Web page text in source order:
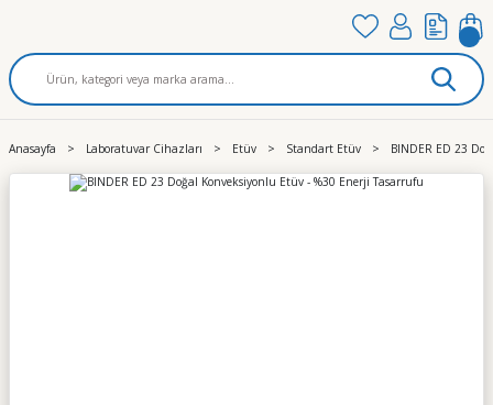
Anasayfa Laboratuvar Cihazları Etüv Standart Etüv BINDER ED 23